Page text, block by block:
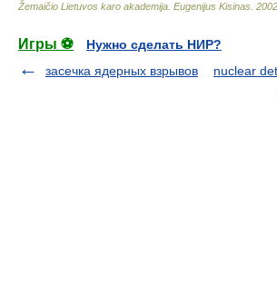
Žemaičio Lietuvos karo akademija Eugenijus Kisinas 2002
Игры ⚽
Нужно сделать НИР?
засечка ядерных взрывов
nuclear